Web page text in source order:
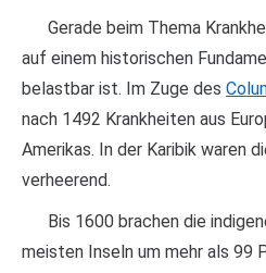
Gerade beim Thema
auf einem historischen
belastbar ist. Im Zuge des
nach 1492 Krankheiten aus
Amerikas. In der Karibik waren
verheerend.
Bis 1600 brachen die
meisten Inseln um mehr als 99